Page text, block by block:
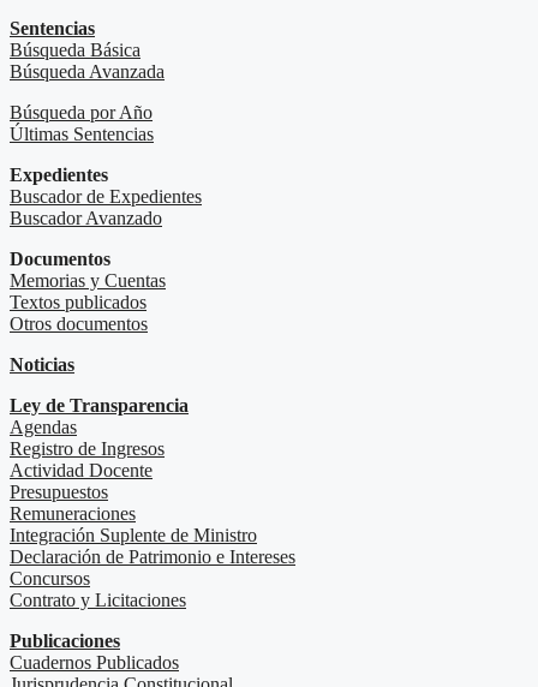
Sentencias
Búsqueda Básica
Búsqueda Avanzada
Búsqueda por Año
Últimas Sentencias
Expedientes
Buscador de Expedientes
Buscador Avanzado
Documentos
Memorias y Cuentas
Textos publicados
Otros documentos
Noticias
Ley de Transparencia
Agendas
Registro de Ingresos
Actividad Docente
Presupuestos
Remuneraciones
Integración Suplente de Ministro
Declaración de Patrimonio e Intereses
Concursos
Contrato y Licitaciones
Publicaciones
Cuadernos Publicados